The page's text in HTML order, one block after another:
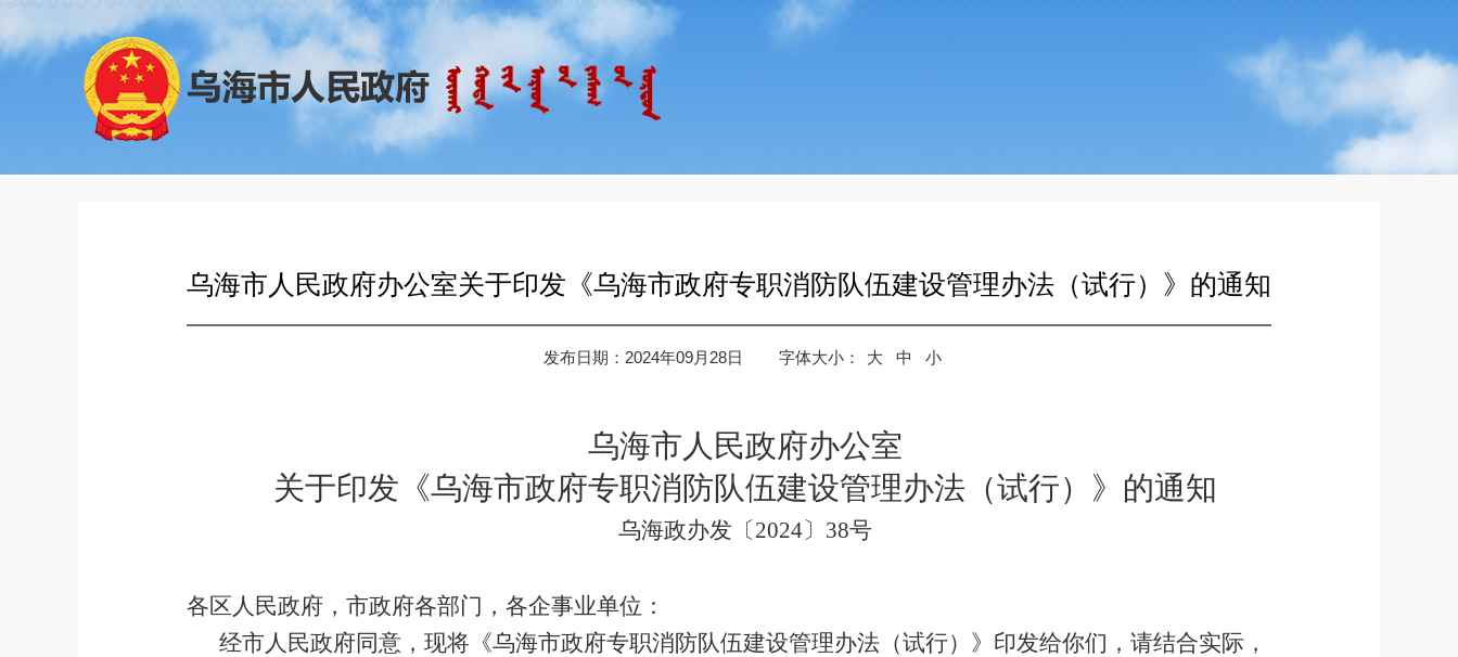
乌海市人民政府办公室关于印发《乌海市政府专职消防队伍建设管理办法（试行）》的通知
发布日期：2024年09月28日 字体大小： 大 中 小
乌海市人民政府办公室
关于印发 《乌海市政府专职消防队伍建设管理办法（试行）》 的通知
乌海政办发〔2024〕 38号
各区人民政府，市政府各部门，各企事业单位 ：
经市人民政府同意，现将《乌海市政府专职消防队伍建设管理办法（试行）》印发给你们，请结合实际，